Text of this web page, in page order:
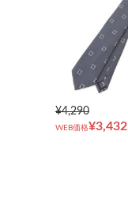
¥4,290
WEB価格¥3,432